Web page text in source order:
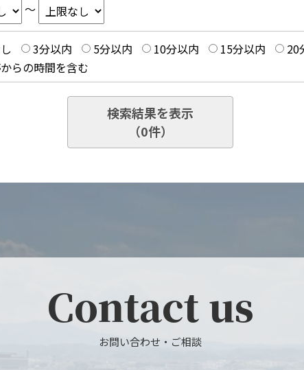
～
3分以内 5分以内 10分以内 15分以内
20
らの時間を含む
検索結果を表示
（0件）
Contact us
お問い合わせ・ご相談